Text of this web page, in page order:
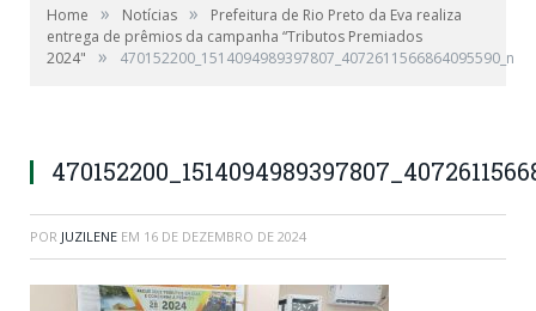
Home » Notícias »
Prefeitura de Rio Preto da Eva realiza
entrega de prêmios da campanha “Tributos Premiados
2024"
» 470152200_1514094989397807_4072611566864095590_n
POR JUZILENE EM 16 DE DEZEMBRO DE 2024